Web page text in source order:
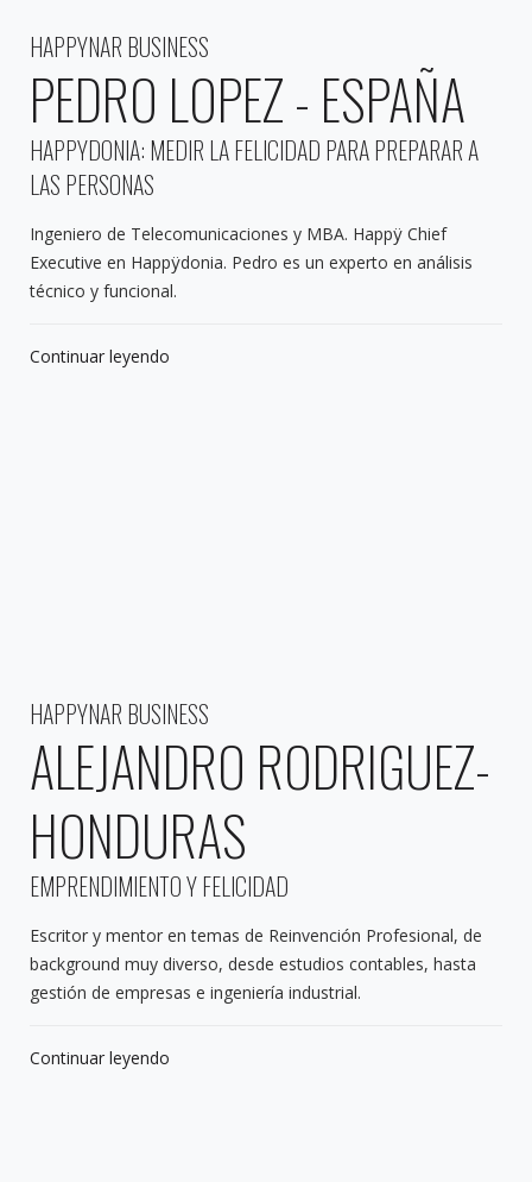
HAPPYNAR BUSINESS
PEDRO LOPEZ - ESPAÑA
HAPPYDONIA: MEDIR LA FELICIDAD PARA PREPARAR A
LAS PERSONAS
Ingeniero de Telecomunicaciones y MBA. Happÿ Chief
Executive en Happÿdonia. Pedro es un experto en análisis
técnico y funcional.
Continuar leyendo
HAPPYNAR BUSINESS
ALEJANDRO RODRIGUEZ-
HONDURAS
EMPRENDIMIENTO Y FELICIDAD
Escritor y mentor en temas de Reinvención Profesional, de
background muy diverso, desde estudios contables, hasta
gestión de empresas e ingeniería industrial.
Continuar leyendo